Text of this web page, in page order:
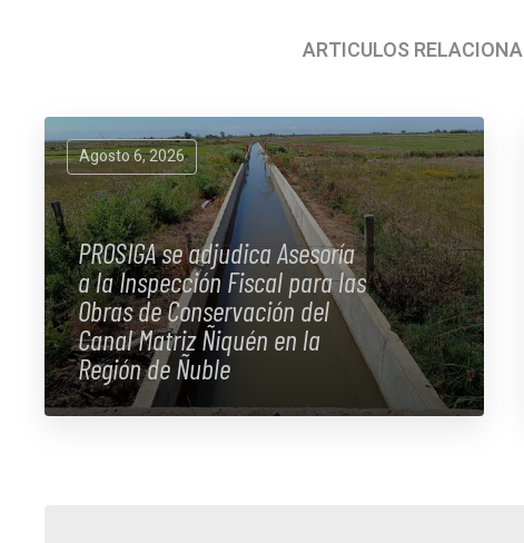
ARTÍCULOS
Agosto 6, 2026
PROSIGA se adjudica Asesoría
a la Inspección Fiscal para las
Obras de Conservación del
Canal Matriz Ñiquén en la
Región de Ñuble